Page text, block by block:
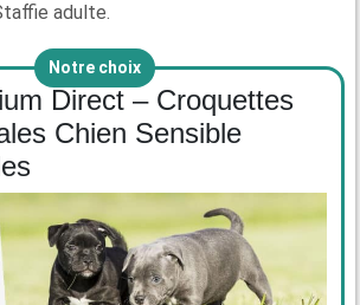
adulte.
Notre choix
Direct – Croquettes
Chien Sensible